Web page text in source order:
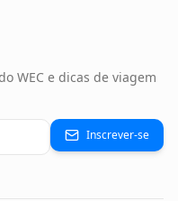
WEC e dicas de viagem
Inscrever-se